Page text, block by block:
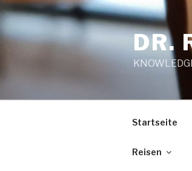
Zum
Inhalt
springen
DR.
Startseite
Reisen